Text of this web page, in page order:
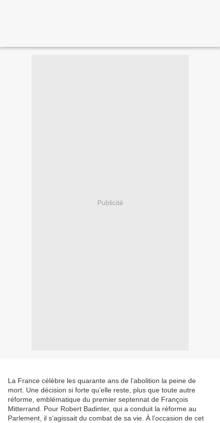
Publicité
La France célèbre les quarante ans de l’abolition la peine de
mort. Une décision si forte qu’elle reste, plus que toute autre
réforme, emblématique du premier septennat de François
Mitterrand. Pour Robert Badinter, qui a conduit la réforme au
Parlement, il s’agissait du combat de sa vie. À l’occasion de cet